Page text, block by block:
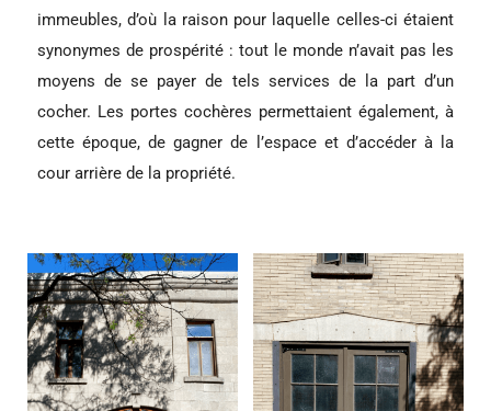
immeubles, d’où la raison pour laquelle celles-ci étaient
synonymes de prospérité : tout le monde n’avait pas les
moyens de se payer de tels services de la part d’un
cocher. Les portes cochères permettaient également, à
cette époque, de gagner de l’espace et d’accéder à la
cour arrière de la propriété.